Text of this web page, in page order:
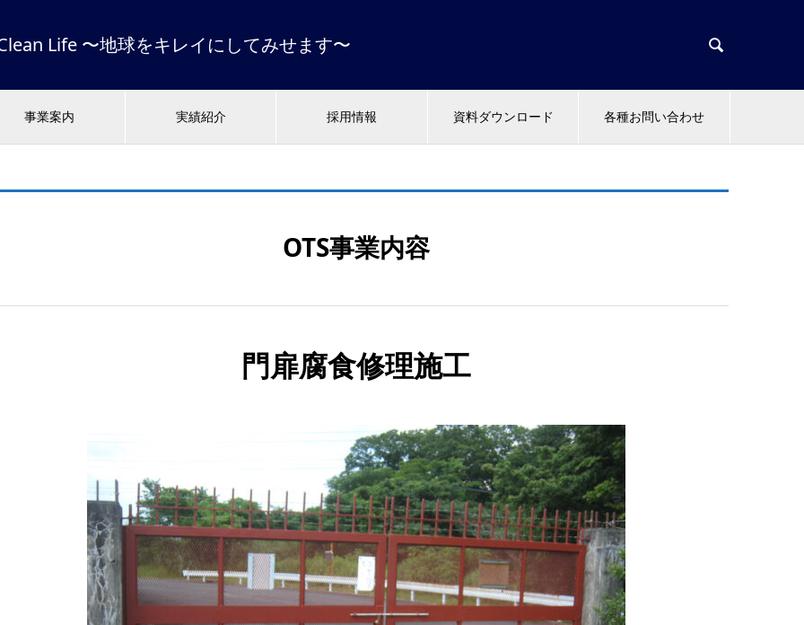
Life 〜地球をキレイにしてみせます〜 
事業案内 実績紹介 採用情報 資料ダウンロード 各種お問い合わせ
OTS事業内容
門扉腐食修理施工